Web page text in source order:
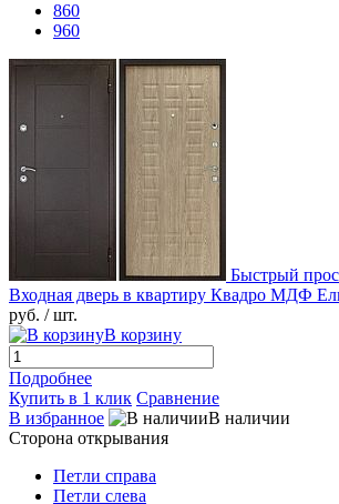
860
960
Быстрый
Входная дверь в квартиру Квадро МДФ
руб. / шт.
В корзину
Подробнее
Купить в 1 клик Сравнение
В избранное
В наличии
Сторона открывания
Петли справа
Петли слева